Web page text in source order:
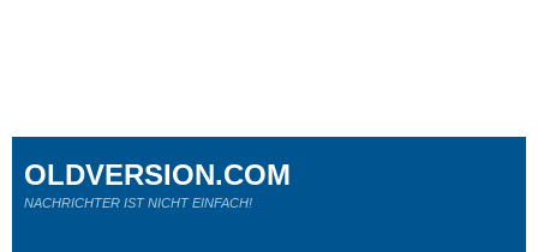
OLDVERSION.COM
NACHRICHTER IST NICHT EINFACH!